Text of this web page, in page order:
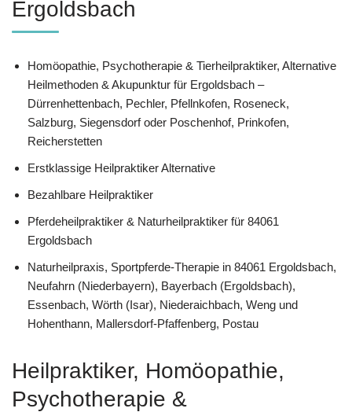
Ergoldsbach
‎Homöopathie, ‎Psychotherapie & ‎Tierheilpraktiker, Alternative
Heilmethoden & Akupunktur für Ergoldsbach –
Dürrenhettenbach, Pechler, Pfellnkofen, Roseneck,
Salzburg, Siegensdorf oder Poschenhof, Prinkofen,
Reicherstetten
Erstklassige Heilpraktiker Alternative
Bezahlbare Heilpraktiker
Pferdeheilpraktiker & Naturheilpraktiker für 84061
Ergoldsbach
Naturheilpraxis, Sportpferde-Therapie in 84061 Ergoldsbach,
Neufahrn (Niederbayern), Bayerbach (Ergoldsbach),
Essenbach, Wörth (Isar), Niederaichbach, Weng und
Hohenthann, Mallersdorf-Pfaffenberg, Postau
Heilpraktiker, ‎Homöopathie,
‎Psychotherapie &